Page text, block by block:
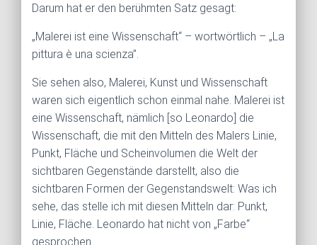
Darum hat er den berühmten Satz gesagt:
„Malerei ist eine Wissenschaft“ – wortwörtlich – „La
pittura è una scienza”.
Sie sehen also, Malerei, Kunst und Wissenschaft
waren sich eigentlich schon einmal nahe. Malerei ist
eine Wissenschaft, nämlich [so Leonardo] die
Wissenschaft, die mit den Mitteln des Malers Linie,
Punkt, Fläche und Scheinvolumen die Welt der
sichtbaren Gegenstände darstellt, also die
sichtbaren Formen der Gegenstandswelt: Was ich
sehe, das stelle ich mit diesen Mitteln dar: Punkt,
Linie, Fläche. Leonardo hat nicht von „Farbe“
gesprochen.